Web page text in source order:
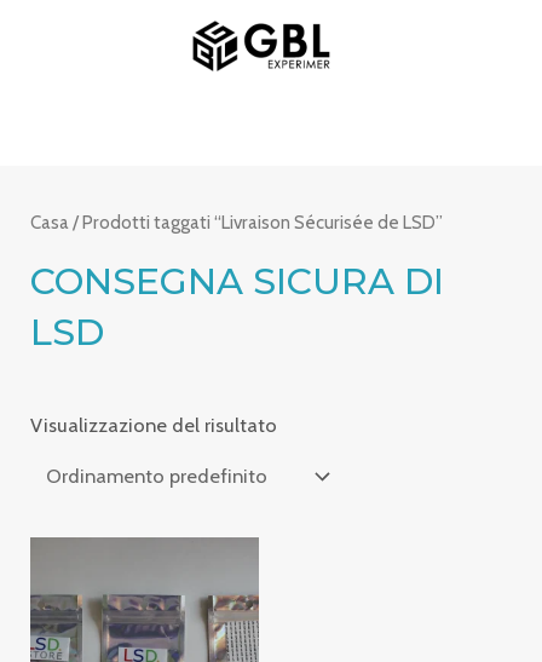
MENU
PRINCIPALE
Casa/ Prodotti taggati “Livraison Sécurisée de LSD”
CONSEGNA SICURA DI
LSD
Visualizzazione del risultato
prezzo:
da
€220.00